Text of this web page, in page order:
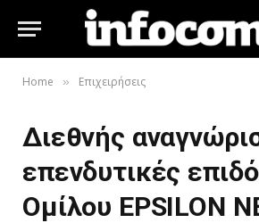
Home » Επιχειρήσεις
Διεθνής
επενδυτικές
Ομίλου EPSILON